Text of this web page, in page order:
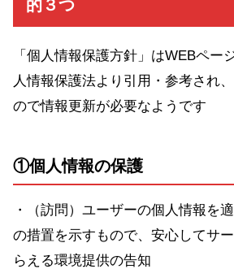
的３つ
「個人情報保護方針」はWEBペー
人情報保護法より引用・参考され
ので情報更新が必要なようです
①個人情報の保護
・（訪問）ユーザーの個人情報を
の措置を示すもので、安心してサ
らえる環境提供の告知